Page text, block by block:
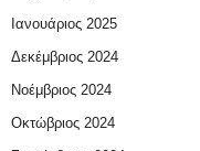
Ιανουάριος 2025
Δεκέμβριος 2024
Νοέμβριος 2024
Οκτώβριος 2024